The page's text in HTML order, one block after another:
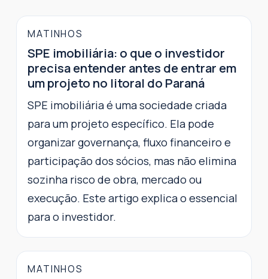
MATINHOS
SPE imobiliária: o que o investidor
precisa entender antes de entrar em
um projeto no litoral do Paraná
SPE imobiliária é uma sociedade criada
para um projeto específico. Ela pode
organizar governança, fluxo financeiro e
participação dos sócios, mas não elimina
sozinha risco de obra, mercado ou
execução. Este artigo explica o essencial
para o investidor.
MATINHOS